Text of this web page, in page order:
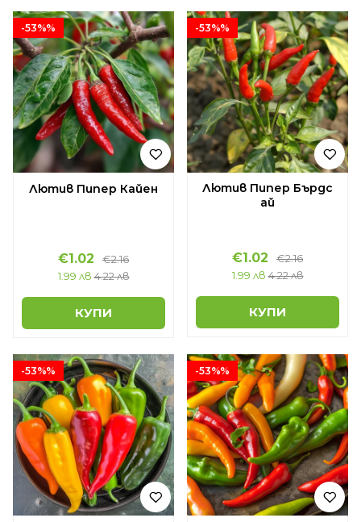
-53%%
Лютив Пипер Кайен
€1.02
€2.16
1.99 лв 4.22 лв
КУПИ
-53%%
Лютив Пипер Бърдс
ай
€1.02
€2.16
1.99 лв 4.22 лв
КУПИ
-53%% -53%%